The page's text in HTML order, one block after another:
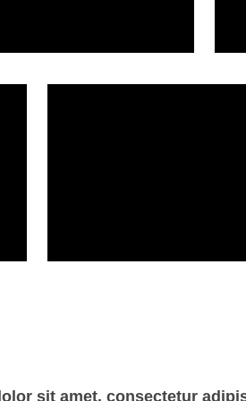
sit amet, consectetur